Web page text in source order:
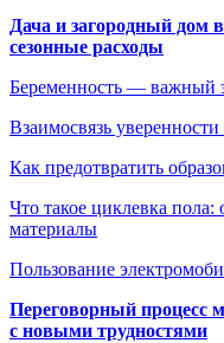
Дача и загородный дом
сезонные расходы
Беременность — важный
Взаимосвязь
Как предотвратить
Что такое циклевка
материалы
Пользование
Переговорный
с новыми трудностями